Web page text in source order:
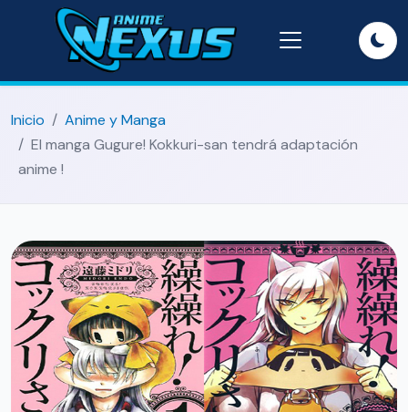
Inicio
Anime y Manga
El manga Gugure! Kokkuri-san tendrá adaptación
anime !